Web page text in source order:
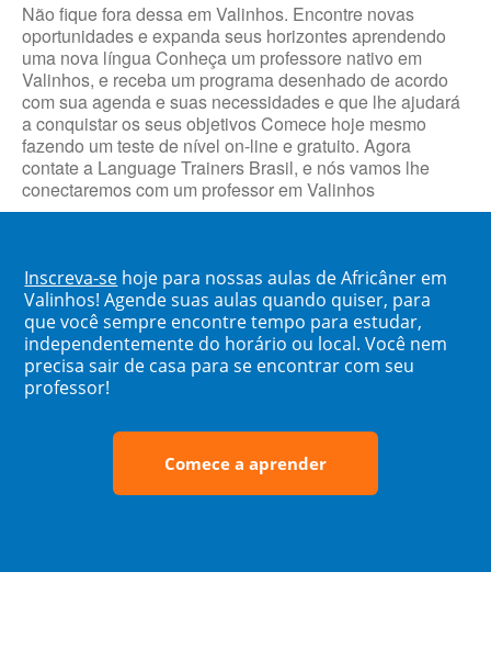
Não fique fora dessa em Valinhos. Encontre novas
oportunidades e expanda seus horizontes aprendendo
uma nova língua Conheça um professore nativo em
Valinhos, e receba um programa desenhado de acordo
com sua agenda e suas necessidades e que lhe ajudará
a conquistar os seus objetivos Comece hoje mesmo
fazendo um teste de nível on-line e gratuito. Agora
contate a Language Trainers Brasil, e nós vamos lhe
conectaremos com um professor em Valinhos
Inscreva-se hoje para nossas aulas de Africâner em
Valinhos! Agende suas aulas quando quiser, para
que você sempre encontre tempo para estudar,
independentemente do horário ou local. Você nem
precisa sair de casa para se encontrar com seu
professor!
Comece a aprender